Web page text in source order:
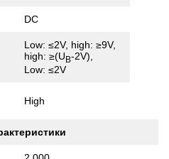
DC
Low: ≤2V, high: ≥9V,
high: ≥(UB-2V),
Low: ≤2V
High